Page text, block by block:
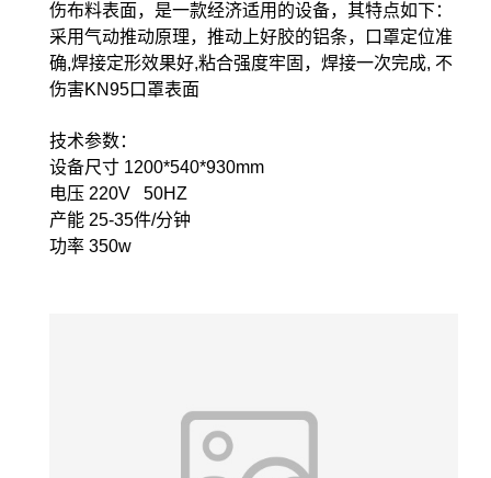
伤布料表面，是一款经济适用的设备，其特点如下：
采用气动推动原理，推动上好胶的铝条，口罩定位准
确,焊接定形效果好,粘合强度牢固，焊接一次完成, 不
伤害KN95口罩表面
技术参数：
设备尺寸 1200*540*930mm
电压 220V 50HZ
产能 25-35件/分钟
功率 350w